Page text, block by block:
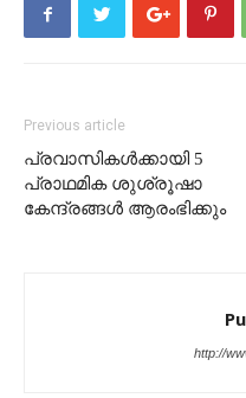
Previous article
പ്രവാസികൾക്കായി 5
പ്രാഥമിക ശുശ്രൂഷാ
കേന്ദ്രങ്ങൾ ആരംഭിക്കും
http://